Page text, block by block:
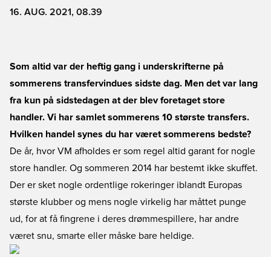
16. AUG. 2021, 08.39
Som altid var der heftig gang i underskrifterne på
sommerens transfervindues sidste dag. Men det var lang
fra kun på sidstedagen at der blev foretaget store
handler. Vi har samlet sommerens 10 største transfers.
Hvilken handel synes du har været sommerens bedste?
De år, hvor VM afholdes er som regel altid garant for nogle
store handler. Og sommeren 2014 har bestemt ikke skuffet.
Der er sket nogle ordentlige rokeringer iblandt Europas
største klubber og mens nogle virkelig har måttet punge
ud, for at få fingrene i deres drømmespillere, har andre
været snu, smarte eller måske bare heldige.